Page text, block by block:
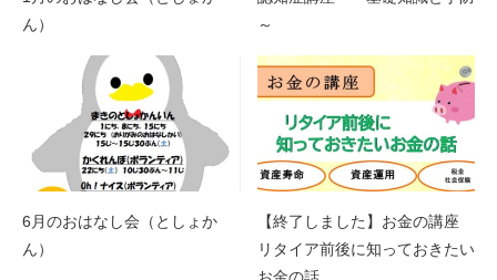
ん）
～
6月のおはなし会（としょか
ん）
【終了しました】お金の講座
リタイア前後に知っておきたい